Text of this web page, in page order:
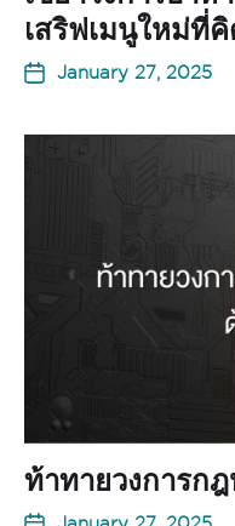
เสริฟเมนูใหม่ที่
January 27, 2025
ท้าทายวงการก